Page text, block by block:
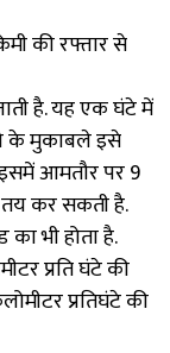
की रफ्तार से
है. यह एक घंटे में
के मुकाबले इसे
आमतौर पर 9
कर सकती है.
भी होता है.
प्रति घंटे की
प्रतिघंटे की